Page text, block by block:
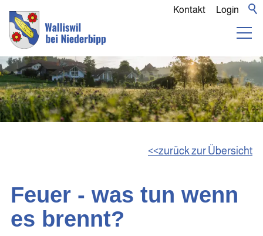
Login
Kontakt
zurück zur Übersicht
Feuer - was tun wenn
es brennt?